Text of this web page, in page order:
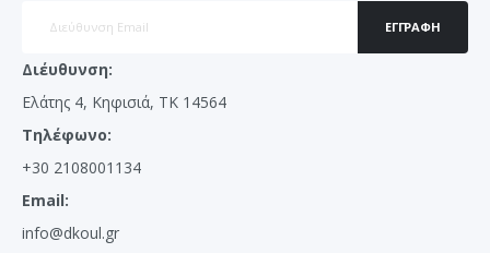
ΕΓΓΡΑΦΉ
Διέυθυνση:
Ελάτης 4, Κηφισιά, ΤΚ 14564
Τηλέφωνο:
+30 2108001134
Email:
info@dkoul.gr